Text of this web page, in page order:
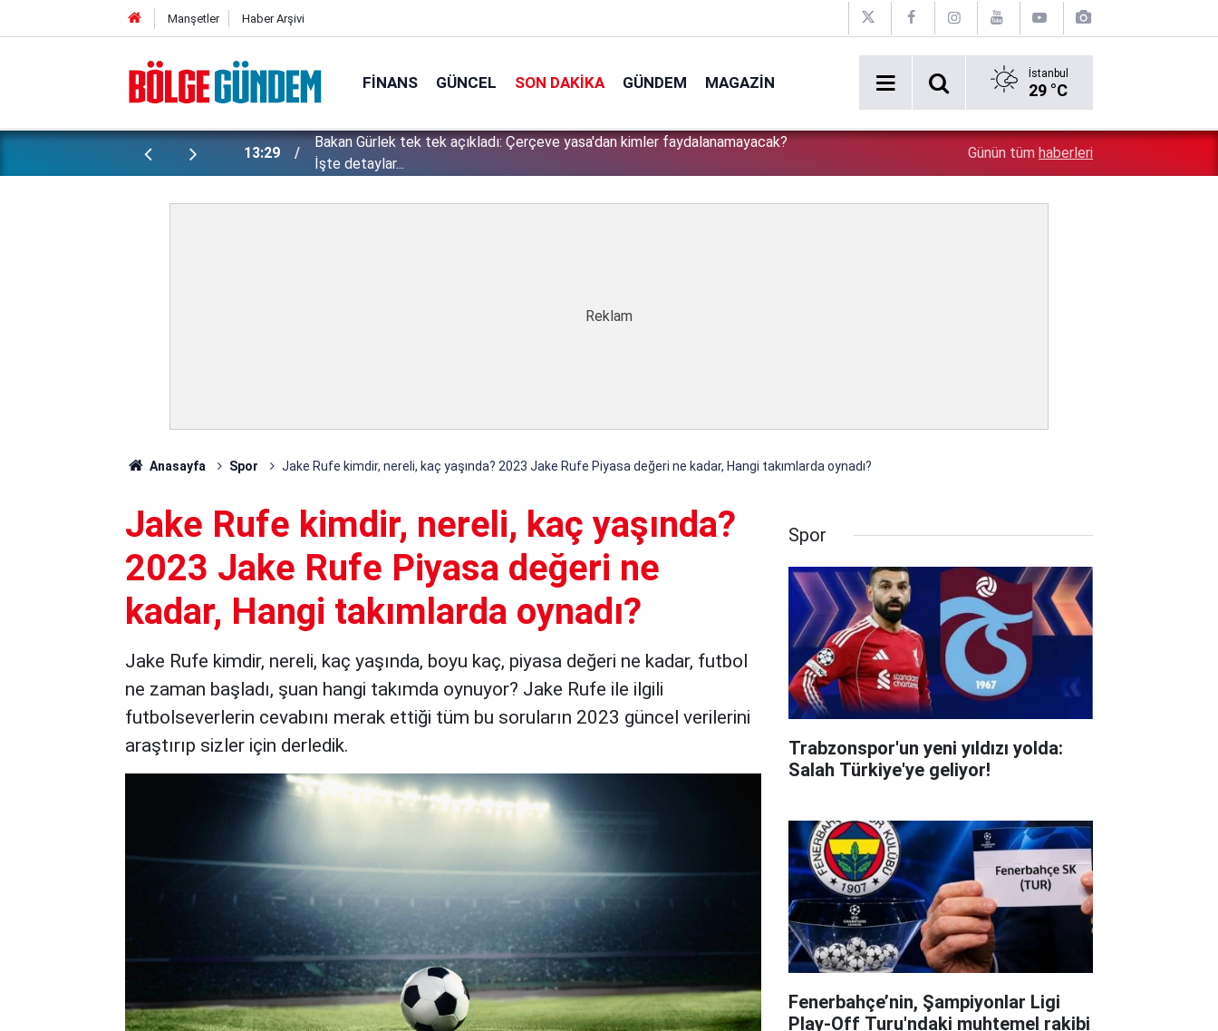
Manşetler Haber Arşivi
FINANS GÜNCEL SON DAKIKA GÜNDEM MAGAZIN İstanbul
29 °C
yapılan gizli planları deşifre etti! 13:29
Bakan Gürlek tek tek açıkladı: Çerçeve yasa'dan kimler faydalanamayacak?
İşte detaylar...
Özgür Özel'e şok! Yüzde 50 ile kazandıkları il, CHP'de
Günün tüm haberleri
Anasayfa Spor Jake Rufe kimdir, nereli, kaç yaşında? 2023 Jake Rufe Piyasa değeri ne kadar, Hangi takımlarda oynadı?
Jake Rufe kimdir, nereli, kaç yaşında?
2023 Jake Rufe Piyasa değeri ne
kadar, Hangi takımlarda oynadı?
Jake Rufe kimdir, nereli, kaç yaşında, boyu kaç, piyasa değeri ne kadar, futbol
ne zaman başladı, şuan hangi takımda oynuyor? Jake Rufe ile ilgili
futbolseverlerin cevabını merak ettiği tüm bu soruların 2023 güncel verilerini
araştırıp sizler için derledik.
Spor
Trabzonspor'un yeni yıldızı yolda:
Salah Türkiye'ye geliyor!
Fenerbahçe’nin, Şampiyonlar Ligi
Play-Off Turu'ndaki muhtemel rakibi